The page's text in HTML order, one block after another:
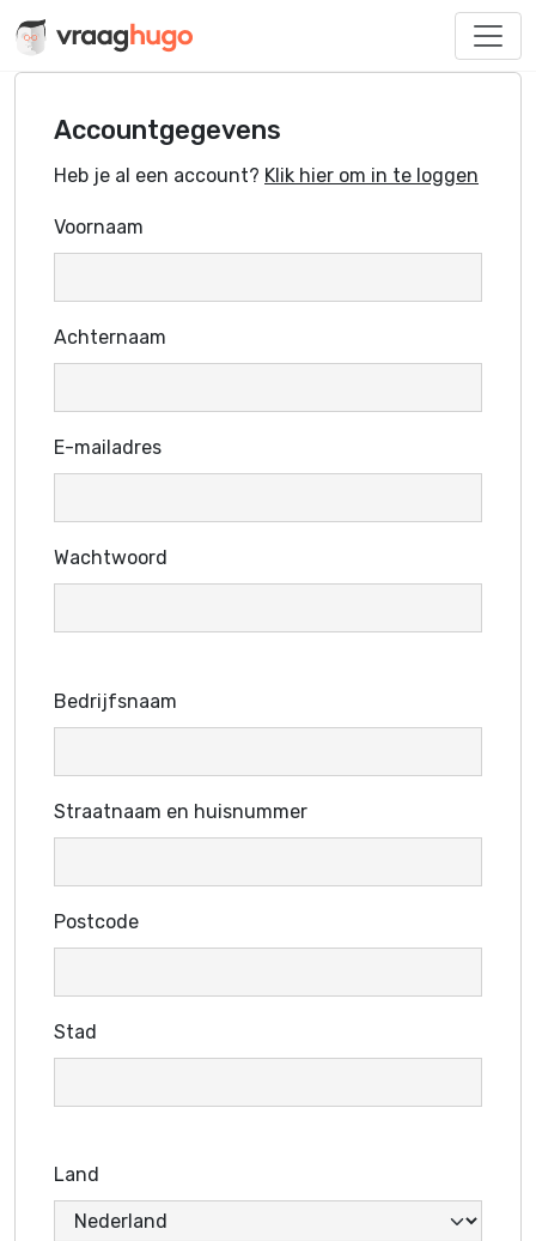
Accountgegevens
Heb je al een account? Klik hier om in te loggen
Voornaam
Achternaam
E-mailadres
Wachtwoord
Bedrijfsnaam
Straatnaam en huisnummer
Postcode
Stad
Land